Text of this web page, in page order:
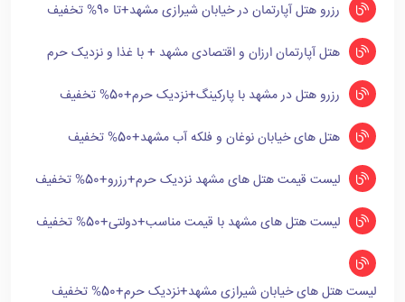
رزرو هتل آپارتمان در خیابان شیرازی مشهد+تا 90% تخفیف
هتل آپارتمان ارزان و اقتصادی مشهد + با غذا و نزدیک حرم
رزرو هتل در مشهد با پارکینگ+نزدیک حرم+50% تخفیف
هتل های خیابان نوغان و فلکه آب مشهد+50% تخفیف
لیست قیمت هتل های مشهد نزدیک حرم+رزرو+50% تخفیف
لیست هتل های مشهد با قیمت مناسب+دولتی+50% تخفیف
لیست هتل های خیابان شیرازی مشهد+نزدیک حرم+50% تخفیف